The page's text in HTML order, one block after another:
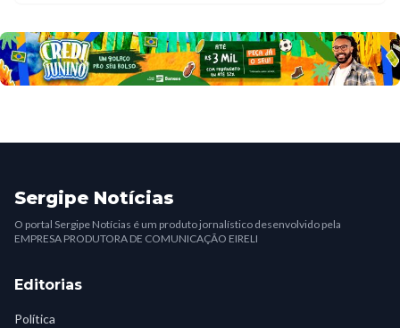
Sergipe Notícias
O portal Sergipe Notícias é um produto jornalístico desenvolvido pela
EMPRESA PRODUTORA DE COMUNICAÇÃO EIRELI
Editorias
Política